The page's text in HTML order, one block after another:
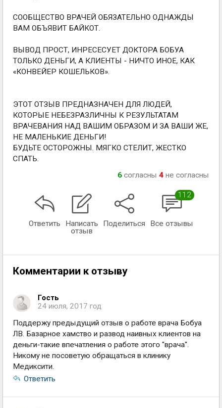
СООБЩЕСТВО ВРАЧЕЙ ОБЯЗАТЕЛЬНО ОДНАЖДЫ
ВАМ ОБЪЯВИТ БАЙКОТ.
ВЫВОД ПРОСТ, ИНРЕСЕСУЕТ ДОКТОРА БОБУА
ТОЛЬКО ДЕНЬГИ, А КЛИЕНТЫ - НИЧТО ИНОЕ, КАК
«КОНВЕЙЕР КОШЕЛЬКОВ».
ЭТОТ ОТЗЫВ ПРЕДНАЗНАЧЕН ДЛЯ ЛЮДЕЙ,
КОТОРЫЕ НЕБЕЗРАЗЛИЧНЫ К РЕЗУЛЬТАТАМ
ВРАЧЕВАНИЯ НАД ВАШИМ ОБРАЗОМ И ЗА ВАШИ ЖЕ,
НЕ МАЛЕНЬКИЕ ДЕНЬГИ!
БУДЬТЕ ОСТОРОЖНЫ. МЯГКО СТЕЛИТ, ЖЕСТКО
СПАТЬ.
6 согласны 4 не согласны
Ответить
Написать
отзыв
Поделиться
112
Все отзывы
Комментарии к отзыву
Гость
24 июля, 2017 год
Поддержу предыдущий отзыв о работе врача Бобуа
ЛВ. Базарное хамство и развод наивных клиентов на
деньги-такие впечатления о работе этого "врача".
Никому не посоветую обращаться в клинику
Медиксити.
Ответить